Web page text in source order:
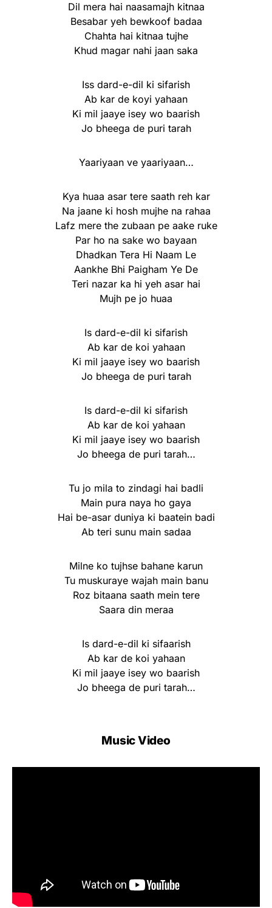
Dil mera hai naasamajh kitnaa
Besabar yeh bewkoof badaa
Chahta hai kitnaa tujhe
Khud magar nahi jaan saka
Iss dard-e-dil ki sifarish
Ab kar de koyi yahaan
Ki mil jaaye isey wo baarish
Jo bheega de puri tarah
Yaariyaan ve yaariyaan…
Kya huaa asar tere saath reh kar
Na jaane ki hosh mujhe na rahaa
Lafz mere the zubaan pe aake ruke
Par ho na sake wo bayaan
Dhadkan Tera Hi Naam Le
Aankhe Bhi Paigham Ye De
Teri nazar ka hi yeh asar hai
Mujh pe jo huaa
Is dard-e-dil ki sifarish
Ab kar de koi yahaan
Ki mil jaaye isey wo baarish
Jo bheega de puri tarah
Is dard-e-dil ki sifarish
Ab kar de koi yahaan
Ki mil jaaye isey wo baarish
Jo bheega de puri tarah…
Tu jo mila to zindagi hai badli
Main pura naya ho gaya
Hai be-asar duniya ki baatein badi
Ab teri sunu main sadaa
Milne ko tujhse bahane karun
Tu muskuraye wajah main banu
Roz bitaana saath mein tere
Saara din meraa
Is dard-e-dil ki sifaarish
Ab kar de koi yahaan
Ki mil jaaye isey wo baarish
Jo bheega de puri tarah…
Music Video